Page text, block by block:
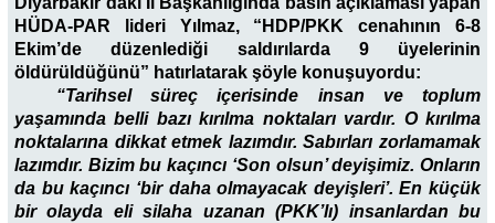
HÜDA-PAR lideri Yılmaz, “HDP/PKK cenahının 6-8
Ekim’de düzenlediği saldırılarda 9 üyelerinin
öldürüldüğünü” hatırlatarak şöyle konuşuyordu:
“Tarihsel süreç içerisinde insan ve toplum
yaşamında belli bazı kırılma noktaları vardır. O kırılma
noktalarına dikkat etmek lazımdır. Sabırları zorlamamak
lazımdır. Bizim bu kaçıncı ‘Son olsun’ deyişimiz. Onların
da bu kaçıncı ‘bir daha olmayacak deyişleri’. En küçük
bir olayda eli silaha uzanan (PKK’lı) insanlardan bu